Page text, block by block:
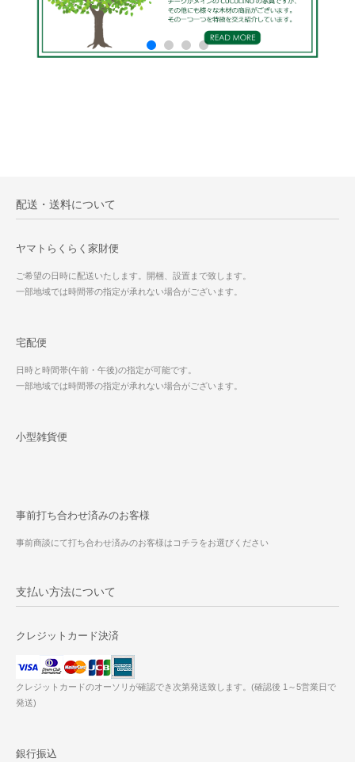
配送・送料について
ヤマトらくらく家財便
ご希望の日時に配送いたします。開梱、設置まで致します。
一部地域では時間帯の指定が承れない場合がございます。
宅配便
日時と時間帯(午前・午後)の指定が可能です。
一部地域では時間帯の指定が承れない場合がございます。
小型雑貨便
事前打ち合わせ済みのお客様
事前商談にて打ち合わせ済みのお客様はコチラをお選びください
支払い方法について
クレジットカード決済
クレジットカードのオーソリが確認でき次第発送致します。(確認後 1～5営業日で
発送)
銀行振込